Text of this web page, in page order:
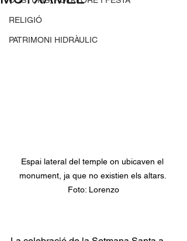
RELIGIÓ
PATRIMONI HIDRÀULIC
Espai lateral del temple on ubicaven el
monument, ja que no existien els altars.
Foto: Lorenzo